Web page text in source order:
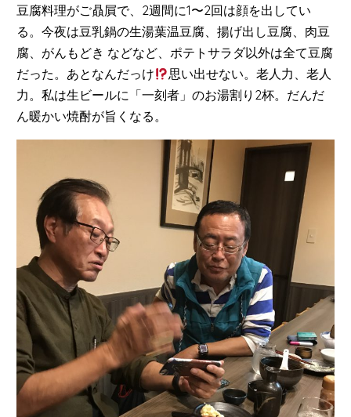
豆腐料理がご贔屓で、2週間に1〜2回は顔を出してい
る。今夜は豆乳鍋の生湯葉温豆腐、揚げ出し豆腐、肉豆
腐、がんもどき などなど、ポテトサラダ以外は全て豆腐
だった。あとなんだっけ
思い出せない。老人力、老人
力。私は生ビールに「一刻者」のお湯割り2杯。だんだ
ん暖かい焼酎が旨くなる。